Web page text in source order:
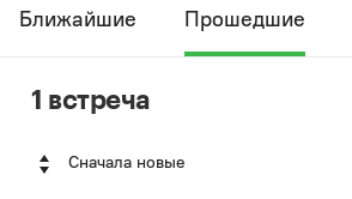
Ближайшие Прошедшие
1 встреча
Сначала новые